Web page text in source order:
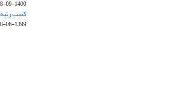
1400-09-18
کسب رتبه A "الف" نشریه مهندسی سازه و ساخت
1399-06-18